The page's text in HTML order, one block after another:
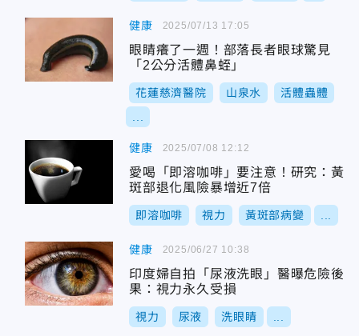
健康
眼睛癢了一週！部落長者眼球驚見
「2公分活體鼻蛭」
花蓮慈濟醫院 山泉水 活體蟲體
2025/07/13 17:05
健康
愛喝「即溶咖啡」要注意！研究：黃
斑部退化風險暴增近7倍
即溶咖啡 視力 黃斑部病變
2025/07/08 12:12
健康
印度婦自拍「尿液洗眼」醫曝危險後
果：視力永久受損
視力 尿液 洗眼睛
2025/06/27 10:38